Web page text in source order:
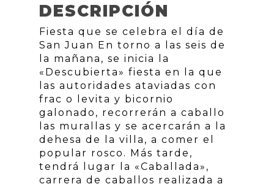
DESCRIPCIÓN
Fiesta que se celebra el día de
San Juan En torno a las seis de
la mañana, se inicia la
«Descubierta» fiesta en la que
las autoridades ataviadas con
frac o levita y bicornio
galonado, recorrerán a caballo
las murallas y se acercarán a la
dehesa de la villa, a comer el
popular rosco. Más tarde,
tendrá lugar la «Caballada»,
carrera de caballos realizada a